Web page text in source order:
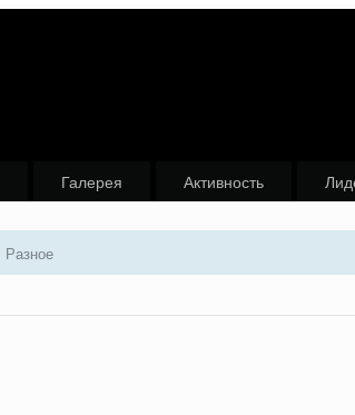
Разное
Галерея Активность